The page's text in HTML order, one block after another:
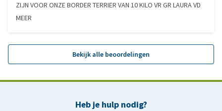
ZIJN VOOR ONZE BORDER TERRIER VAN 10 KILO VR GR LAURA VD
MEER
Bekijk alle beoordelingen
Heb je hulp nodig?